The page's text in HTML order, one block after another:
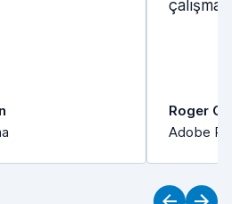
Roger
Adobe